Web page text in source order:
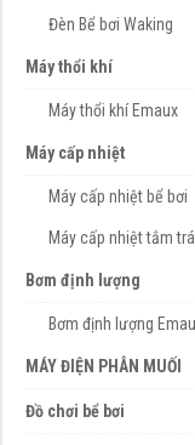
Đèn Bể bơi Waking
Máy thổi khí
Máy thổi khí Emaux
Máy cấp nhiệt
Máy cấp nhiệt bể bơi
Máy cấp nhiệt tắm
Bơm định lượng
Bơm định lượng
MÁY ĐIỆN PHÂN MUỐI
Đồ chơi bể bơi